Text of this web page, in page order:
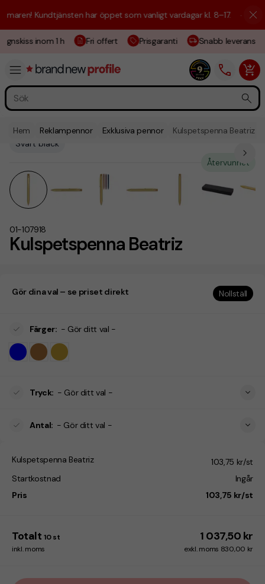
Kundtjänsten har öppet som vanligt vardagar kl. 8–17. ☀️ Vi är
inom 1 h Fri offert Prisgaranti Snabb leverans
Hem Reklampennor Exklusiva pennor Kulspetspenna Beatriz
Kulspetspenna Beatriz
01-107918
Återvunnet
Svart bläck
Gör dina val – se priset direkt Nollställ
Färger: - Gör ditt val -
Tryck: - Gör ditt val -
Antal: - Gör ditt val -
Kulspetspenna Beatriz
103,75 kr/st
Startkostnad
Ingår
Pris
103,75 kr/st
Totalt 10 st 1 037,50 kr
inkl. moms exkl. moms 830,00 kr